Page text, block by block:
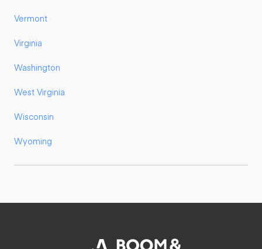
Vermont
Virginia
Washington
West Virginia
Wisconsin
Wyoming